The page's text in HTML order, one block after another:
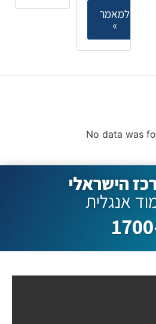
למאמר
»
No data was
הישראלי
אנגלית